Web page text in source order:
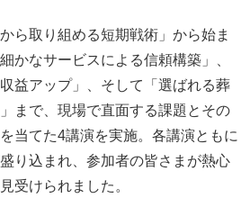
ら取り組める短期戦術」から始ま
かなサービスによる信頼構築」、
益アップ」、そして「選ばれる葬
まで、現場で直面する課題とその
当てた4講演を実施。各講演ともに
り込まれ、参加者の皆さまが熱心
受けられました。